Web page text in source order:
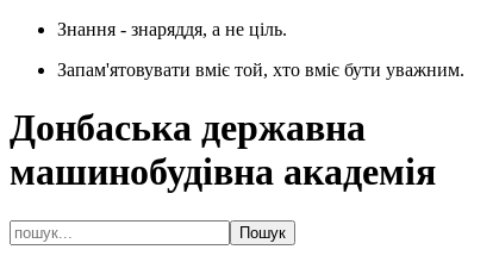
Знання - знаряддя, а не ціль.
Запам'ятовувати вміє той, хто вміє бути уважним.
Донбаська державна
машинобудівна академія